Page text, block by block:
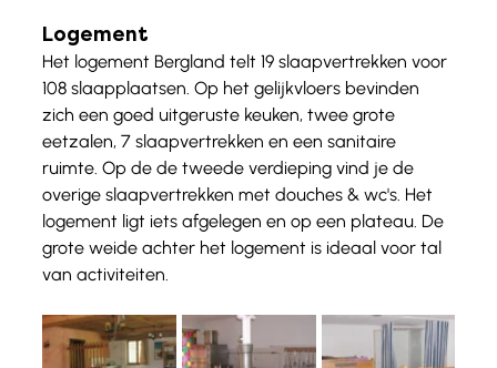
Logement
Het logement Bergland telt 19 slaapvertrekken voor
108 slaapplaatsen. Op het gelijkvloers bevinden
zich een goed uitgeruste keuken, twee grote
eetzalen, 7 slaapvertrekken en een sanitaire
ruimte. Op de de tweede verdieping vind je de
overige slaapvertrekken met douches & wc's. Het
logement ligt iets afgelegen en op een plateau. De
grote weide achter het logement is ideaal voor tal
van activiteiten.